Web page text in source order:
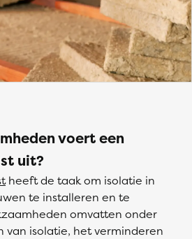
voert een
uit?
heeft de taak om isolatie in
te installeren en te
omvatten onder
van isolatie, het verminderen